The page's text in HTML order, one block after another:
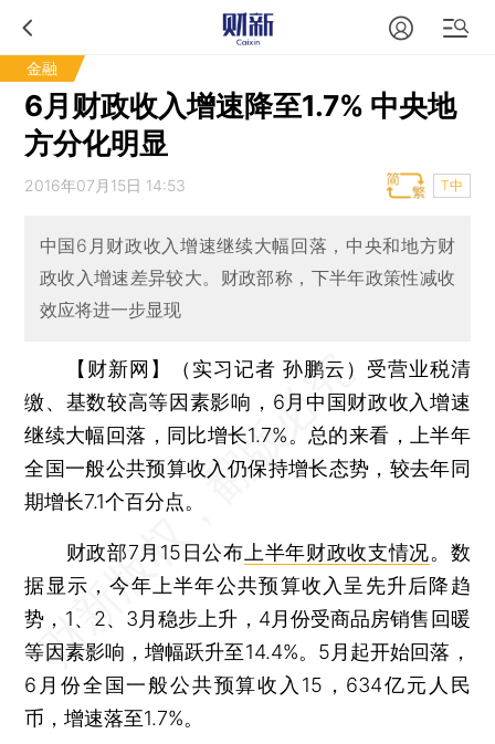
金融
6月财政收入增速降至1.7% 中央地
方分化明显
2016年07月15日 14:53 T中
中国6月财政收入增速继续大幅回落，中央和地方财
政收入增速差异较大。财政部称，下半年政策性减收
效应将进一步显现
【财新网】（实习记者 孙鹏云） 受营业税清
缴、基数较高等因素影响，6月中国财政收入增速
继续大幅回落，同比增长1.7%。总的来看，上半年
全国一般公共预算收入仍保持增长态势，较去年同
期增长7.1个百分点。
财政部7月15日公布 上半年财政收支情况。数
据显示，今年上半年公共预算收入呈先升后降趋
势，1、2、3月稳步上升，4月份受商品房销售回暖
等因素影响，增幅跃升至14.4%。5月起开始回落，
6月份全国一般公共预算收入15，634亿元人民
币，增速落至1.7%。